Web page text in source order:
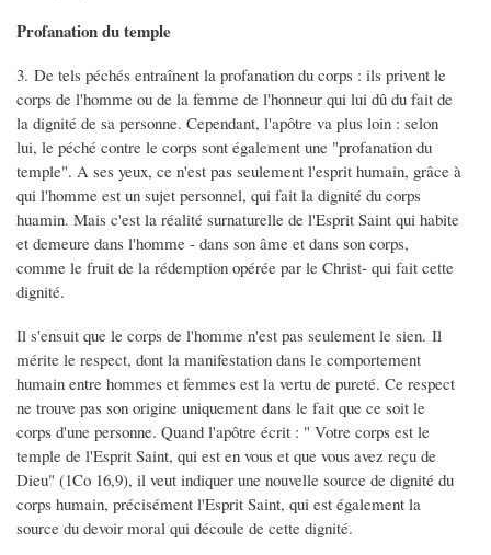
Profanation du temple
3. De tels péchés entraînent la profanation du corps : ils privent le
corps de l'homme ou de la femme de l'honneur qui lui dû du fait de
la dignité de sa personne. Cependant, l'apôtre va plus loin : selon
lui, le péché contre le corps sont également une "profanation du
temple". A ses yeux, ce n'est pas seulement l'esprit humain, grâce à
qui l'homme est un sujet personnel, qui fait la dignité du corps
huamin. Mais c'est la réalité surnaturelle de l'Esprit Saint qui habite
et demeure dans l'homme - dans son âme et dans son corps,
comme le fruit de la rédemption opérée par le Christ- qui fait cette
dignité.
Il s'ensuit que le corps de l'homme n'est pas seulement le sien. Il
mérite le respect, dont la manifestation dans le comportement
humain entre hommes et femmes est la vertu de pureté. Ce respect
ne trouve pas son origine uniquement dans le fait que ce soit le
corps d'une personne. Quand l'apôtre écrit : " Votre corps est le
temple de l'Esprit Saint, qui est en vous et que vous avez reçu de
Dieu" (1Co 16,9), il veut indiquer une nouvelle source de dignité du
corps humain, précisément l'Esprit Saint, qui est également la
source du devoir moral qui découle de cette dignité.